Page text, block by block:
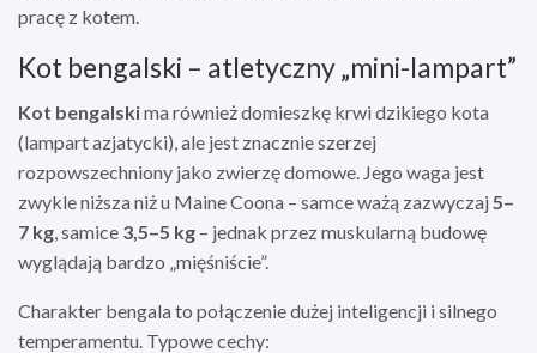
pracę z kotem.
Kot bengalski – atletyczny „mini-lampart”
Kot bengalskima również domieszkę krwi dzikiego kota
(lampart azjatycki), ale jest znacznie szerzej
rozpowszechniony jako zwierzę domowe. Jego waga jest
zwykle niższa niż u Maine Coona – samce ważą zazwyczaj5–
7 kg, samice 3,5–5 kg – jednak przez muskularną budowę
wyglądają bardzo „mięśniście”.
Charakter bengala to połączenie dużej inteligencji i silnego
temperamentu. Typowe cechy: